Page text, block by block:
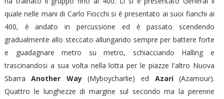
quale nelle mani di Carlo Fiocchi si è presentato ai suoi fianchi ai
400, è andato in percussione ed è passato scendendo
gradualmente allo steccato allungando sempre per battere forte
e guadagnare metro su metro, schiacciando Halling e
trascinandosi a sua volta nella lotta per le piazze l'altro Nuova
SbarraAnother Way(Myboycharlie) ed Azari(Azamour).
Quattro le lunghezze di margine sul secondo ma la perenne